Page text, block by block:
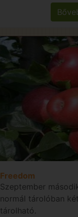
Freedom
Szeptember
normál tárolóban
tárolható.